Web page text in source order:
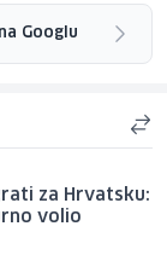
Googlu
za Hrvatsku:
volio